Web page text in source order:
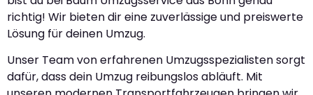
richtig! Wir bieten dir eine zuverlässige und preiswerte
Lösung für deinen Umzug.
Unser Team von erfahrenen Umzugsspezialisten sorgt
dafür, dass dein Umzug reibungslos abläuft. Mit